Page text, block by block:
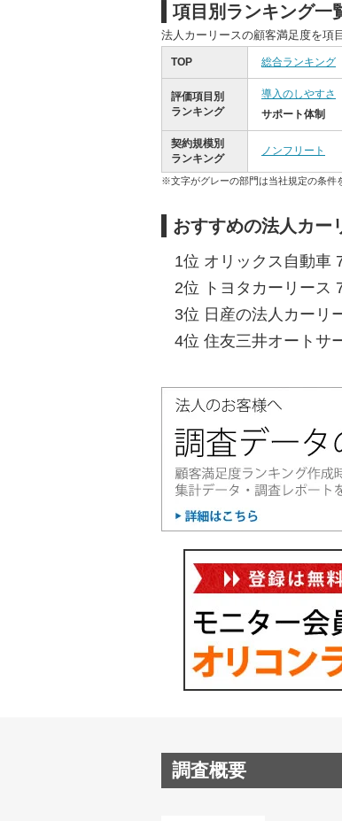
項目別ランキング一
法人カーリースの顧客満足度を項
TOP 総合ランキング
評価項目別
ランキング
導入のしやすさ
サポート体制
契約規模別
ランキング
ノンフリート
※文字がグレーの部門は当社規定の条件
おすすめの法人カー
1位 オリックス自動車
2位 トヨタカーリース
3位 日産の法人カーリ
4位 住友三井オートサ
調査概要